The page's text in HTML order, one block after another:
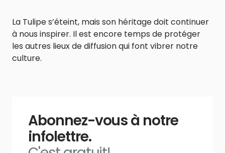
La Tulipe s’éteint, mais son héritage doit continuer
à nous inspirer. Il est encore temps de protéger
les autres lieux de diffusion qui font vibrer notre
culture.
Abonnez-vous à notre
infolettre.